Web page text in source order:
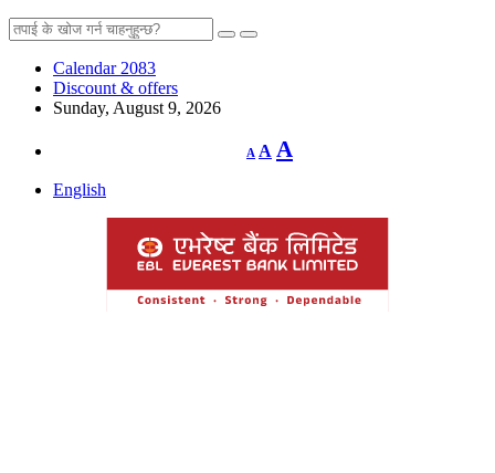
Calendar 2083
Discount & offers
Sunday, August 9, 2026
A
Decrease
font
A Reset
font
A
English